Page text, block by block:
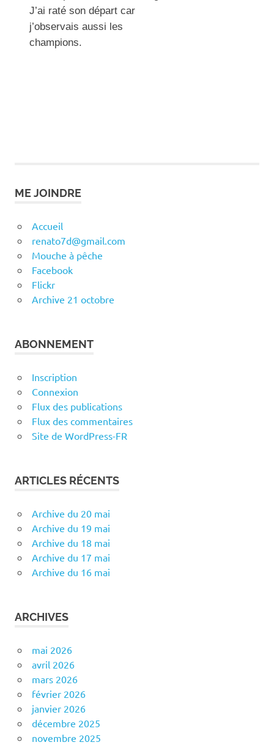
J’ai raté son départ car
j’observais aussi les
champions.
ME JOINDRE
Accueil
renato7d@gmail.com
Mouche à pêche
Facebook
Flickr
Archive 21 octobre
ABONNEMENT
Inscription
Connexion
Flux des publications
Flux des commentaires
Site de WordPress-FR
ARTICLES RÉCENTS
Archive du 20 mai
Archive du 19 mai
Archive du 18 mai
Archive du 17 mai
Archive du 16 mai
ARCHIVES
mai 2026
avril 2026
mars 2026
février 2026
janvier 2026
décembre 2025
novembre 2025